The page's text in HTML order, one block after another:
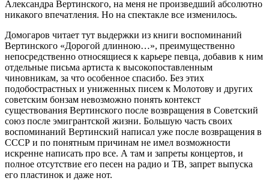
Александра Вертинского, на меня не произведший абсолютно
никакого впечатления. Но на спектакле все изменилось.
Домогаров читает тут выдержки из книги воспоминаний
Вертинского «Дорогой длинною…», преимущественно
непосредственно относящиеся к карьере певца, добавив к ним
отдельные письма артиста к высокопоставленным
чиновникам, за что особенное спасибо. Без этих
подобострастных и униженных писем к Молотову и других
советским бонзам невозможно понять контекст
существования Вертинского после возвращения в Советский
союз после эмигрантской жизни. Большую часть своих
воспоминаний Вертинский написал уже после возвращения в
СССР и по понятным причинам не имел возможности
искренне написать про все. А там и запреты концертов, и
полное отсутствие его песен на радио и ТВ, запрет выпуска
его пластинок и даже нот.